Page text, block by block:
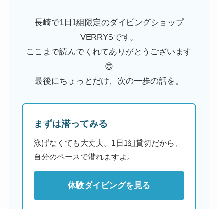
長崎で1日1組限定のダイビングショップ
VERRYSです。
ここまで読んでくれてありがとうございます
😊
最後にちょっとだけ、次の一歩の話を。
まずは潜ってみる
泳げなくても大丈夫。1日1組貸切だから、
自分のペースで潜れますよ。
体験ダイビングを見る